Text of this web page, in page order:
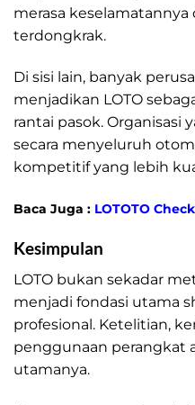
merasa
terdongkrak.
Di sisi lain, banyak
menjadikan LOTO
rantai pasok. Organisasi
secara menyeluruh
kompetitif yang lebih
Baca Juga : LOTOTO
Kesimpulan
LOTO bukan sekadar
menjadi fondasi utama
profesional. Ketelitian,
penggunaan perangkat
utamanya.